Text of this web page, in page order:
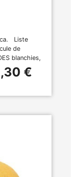
Liste
de
blanchies,
€